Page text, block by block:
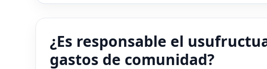
¿Es responsable el
gastos de comunidad?